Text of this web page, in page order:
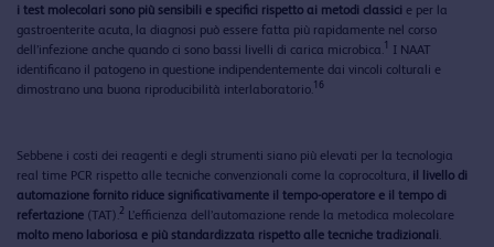
i test molecolari sono più sensibili e specifici rispetto ai metodi classici e per la
gastroenterite acuta, la diagnosi può essere fatta più rapidamente nel corso
dell’infezione anche quando ci sono bassi livelli di carica microbica. 1
I NAAT
identificano il patogeno in questione indipendentemente dai vincoli colturali e
dimostrano una buona riproducibilità interlaboratorio. 16
Sebbene i costi dei reagenti e degli strumenti siano più elevati per la tecnologia
real time PCR rispetto alle tecniche convenzionali come la coprocoltura, il livello di
automazione fornito riduce significativamente il tempo-operatore e il tempo di
refertazione (TAT). 2 L’efficienza dell’automazione rende la metodica molecolare
molto meno laboriosa e più standardizzata rispetto alle tecniche tradizionali